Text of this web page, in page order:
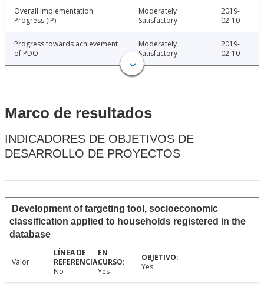
Overall Implementation
Progress (IP)
Moderately
Satisfactory
2019-
02-10
Progress towards achievement
of PDO
Moderately
Satisfactory
2019-
02-10
Marco de resultados
INDICADORES DE OBJETIVOS DE
DESARROLLO DE PROYECTOS
Development of targeting tool, socioeconomic
classification applied to households registered in the
database
Valor
No
Yes Yes